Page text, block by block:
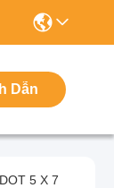
Dẫn
5 X 7